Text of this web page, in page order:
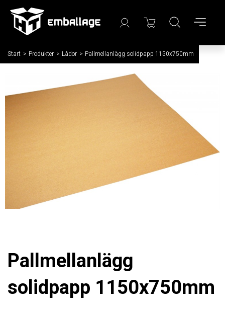
Start / Produkter / Lådor / Pallmellanlägg solidpapp 1150x750mm
Pallmellanlägg
solidpapp 1150x750mm